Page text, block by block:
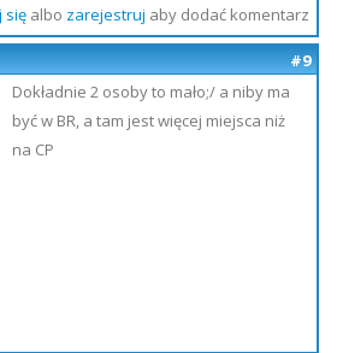
sięalbo zarejestruj aby dodać komentarz
#9
Dokładnie 2 osoby to mało;/ a niby ma
być w BR, a tam jest więcej miejsca niż
na CP